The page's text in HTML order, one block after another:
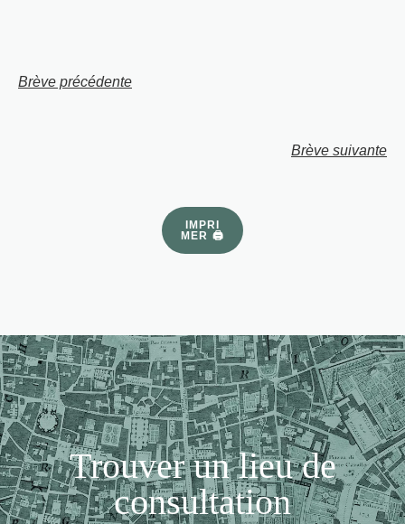
Brève précédente
Brève suivante
IMPRI
MER 🖨
Trouver un lieu de
consultation